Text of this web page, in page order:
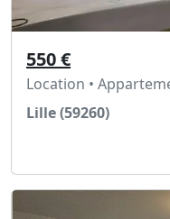
550 €
Location •
Lille (59260)